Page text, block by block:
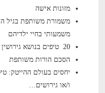
מזונות אישה
משמורת משותפת בגיל
משמעותי בחיי ילדיהם
20 טיפים בנושא גירושין
הסכם הורות משותפת
יחסים בעולם ההייטק:
ו/או גירושים…